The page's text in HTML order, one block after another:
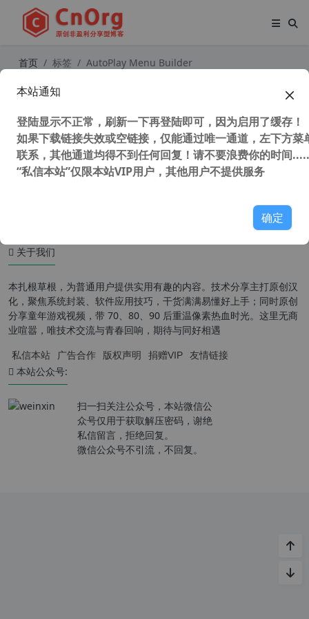
首页 标签 AutoPlay Menu Builder
关于我们
本扎根草根，为普通用户提供实用有趣的内容。技术分享主打原创汉
化，聚焦系统封装、软件应用技巧，干货满满易懂好上手；同时原创
分享童年游戏视频，带 70、80、90 后重温像素热血时光。这里无商
业喧嚣，唯技术交流与青春回响，期待与同好相遇
私信本站 广告合作 版权声明 捐赠VIP 友情链接
本站公众号:
扫一扫关注公众号，本站微信公
众号仅用于获取解压密码，谢绝
私信留言，拒绝回复。
微信公众号不引流，不回复。
本站通知
登陆显示不正常，刷新一下再登陆即可，因为启用了缓存！
如果下载链接失效或空链接，仅能通过唯一通道，左下方菜
联系，其他通道均得不到任何回复！请不要浪费你的时间
“私信本站”仅限本站VIP用户，其他用户不提供服务
确定